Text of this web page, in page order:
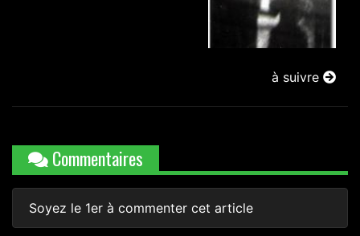
à suivre
Commentaires
Soyez le 1er à commenter cet article